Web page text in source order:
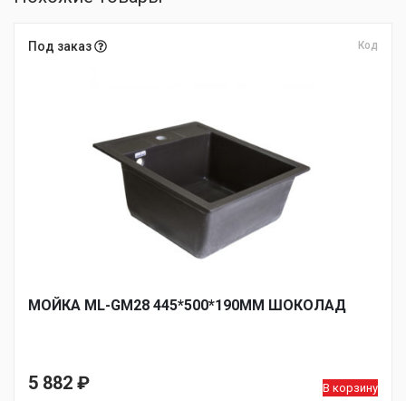
Под заказ Код
МОЙКА ML-GM28 445*500*190ММ ШОКОЛАД
5 882 ₽ В корзину